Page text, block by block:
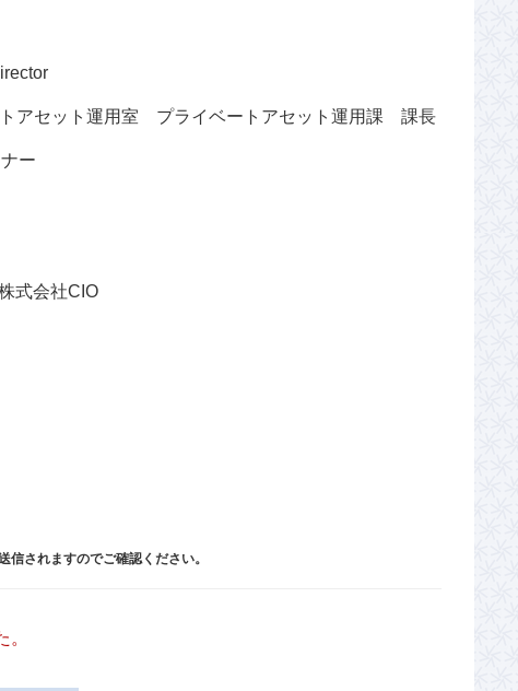
アセット運用室 プライベートアセット運用課 課長
ー
式会社CIO
されますのでご確認ください。